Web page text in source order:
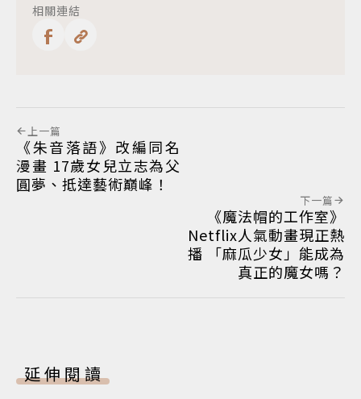
相關連結
上一篇
《朱音落語》改編同名
漫畫 17歲女兒立志為父
圓夢、抵達藝術巔峰！
下一篇
《魔法帽的工作室》
Netflix人氣動畫現正熱
播 「麻瓜少女」能成為
真正的魔女嗎？
延伸閱讀